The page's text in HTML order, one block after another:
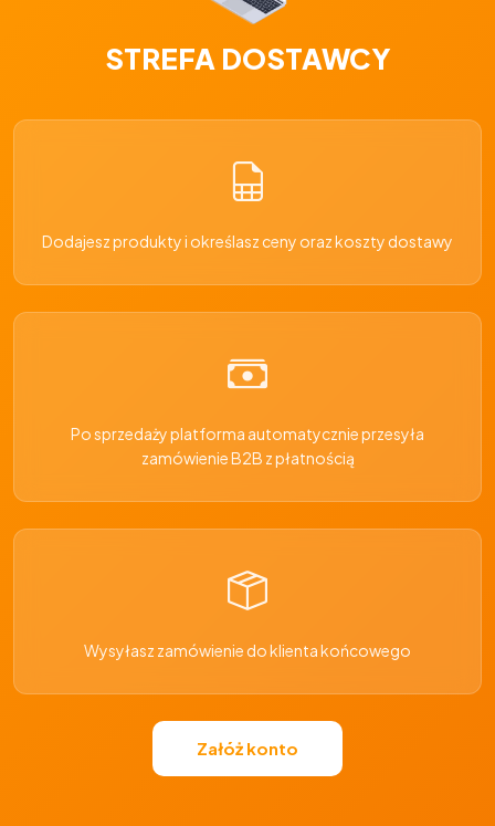
STREFA DOSTAWCY
Dodajesz produkty i określasz ceny oraz koszty dostawy
Po sprzedaży platforma automatycznie przesyła
zamówienie B2B z płatnością
Wysyłasz zamówienie do klienta końcowego
Załóż konto